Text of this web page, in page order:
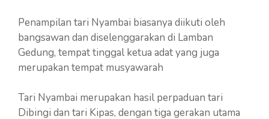
Penampilan tari Nyambai biasanya diikuti oleh
bangsawan dan diselenggarakan di Lamban
Gedung, tempat tinggal ketua adat yang juga
merupakan tempat musyawarah
Tari Nyambai merupakan hasil perpaduan tari
Dibingi dan tari Kipas, dengan tiga gerakan utama